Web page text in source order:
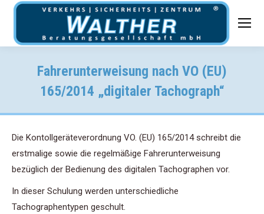
Fahrerunterweisung nach VO (EU)
165/2014 „digitaler Tachograph“
Die Kontollgeräteverordnung VO. (EU) 165/2014 schreibt die
erstmalige sowie die regelmäßige Fahrerunterweisung
bezüglich der Bedienung des digitalen Tachographen vor.
In dieser Schulung werden unterschiedliche
Tachographentypen geschult.